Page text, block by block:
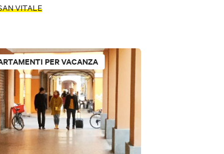
VITALE
PER VACANZA